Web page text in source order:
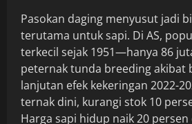
Pasokan daging menyusut jadi
terutama untuk sapi. Di AS,
terkecil sejak 1951—hanya 86
peternak tunda breeding akibat
lanjutan efek kekeringan 2022-
ternak dini, kurangi stok 10
Harga sapi hidup naik 20 persen